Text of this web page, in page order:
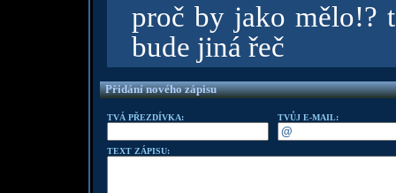
proč by jako mělo!?
bude jiná řeč
Přidání nového zápisu
TVÁ PŘEZDÍVKA: TVŮJ E-MAIL:
TEXT ZÁPISU: